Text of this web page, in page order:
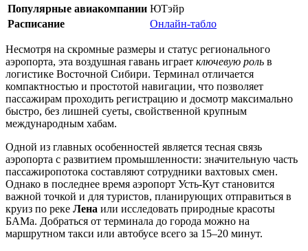
Популярные авиакомпании ЮТэйр
Расписание
Онлайн-табло
Несмотря на скромные размеры и статус регионального
аэропорта, эта воздушная гавань играет ключевую роль в
логистике Восточной Сибири. Терминал отличается
компактностью и простотой навигации, что позволяет
пассажирам проходить регистрацию и досмотр максимально
быстро, без лишней суеты, свойственной крупным
международным хабам.
Одной из главных особенностей является тесная связь
аэропорта с развитием промышленности: значительную часть
пассажиропотока составляют сотрудники вахтовых смен.
Однако в последнее время аэропорт Усть-Кут становится
важной точкой и для туристов, планирующих отправиться в
круиз по реке Лена или исследовать природные красоты
БАМа. Добраться от терминала до города можно на
маршрутном такси или автобусе всего за 15–20 минут.